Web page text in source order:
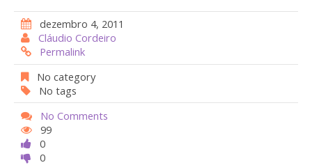
e
b
o
o
k
at
s
A
p
p
itt
er
er
st
dezembro 4, 2011
Cláudio Cordeiro
Permalink
No category
No tags
No Comments
99
0
0